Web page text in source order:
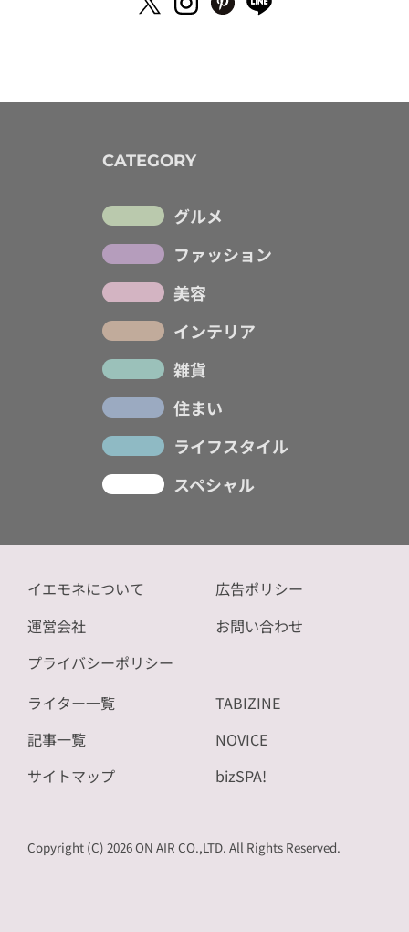
CATEGORY
グルメ
ファッション
美容
インテリア
雑貨
住まい
ライフスタイル
スペシャル
イエモネについて
運営会社
プライバシーポリシー
広告ポリシー
お問い合わせ
ライター一覧
記事一覧
サイトマップ
TABIZINE
NOVICE
bizSPA!
Copyright (C) 2026 ON AIR CO.,LTD. All Rights Reserved.